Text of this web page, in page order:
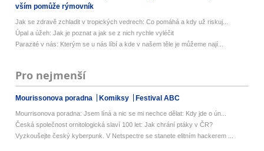
vším pomůže rýmovník
Jak se zdravě zchladit v tropických vedrech: Co pomáhá a kdy už riskuj...
Úpal a úžeh: Jak je poznat a jak se z nich rychle vyléčit
Parazité v nás: Kterým se u nás líbí a kde v našem těle je můžeme nají...
Pro nejmenší
Mourissonova poradna Komiksy Festival ABC
Mourrisonova poradna: Jsem líná a nic se mi nechce dělat: Kdy jde o ún...
Česká společnost ornitologická slaví 100 let: Jak chrání ptáky v ČR?
Vyzkoušejte český kyberpunk. V Netspectre se stanete elitním hackerem ...